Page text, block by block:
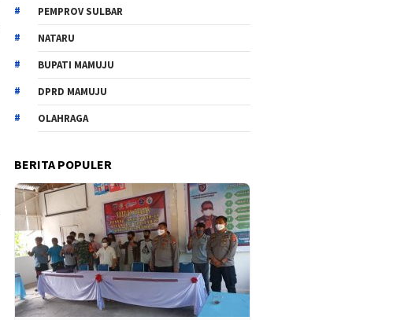
PEMPROV SULBAR
NATARU
BUPATI MAMUJU
DPRD MAMUJU
OLAHRAGA
BERITA POPULER